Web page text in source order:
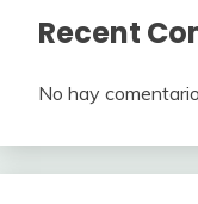
Recent
No hay